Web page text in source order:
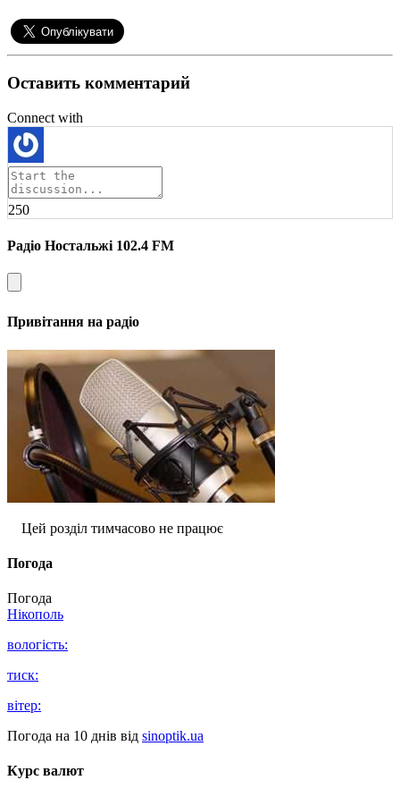
Оставить комментарий
Connect with
250
Радіо Ностальжі 102.4 FM
Привітання на радіо
Цей розділ тимчасово не працює
Погода
Погода
Нікополь
вологість:
тиск:
вітер:
Погода на 10 днів від sinoptik.ua
Курс валют